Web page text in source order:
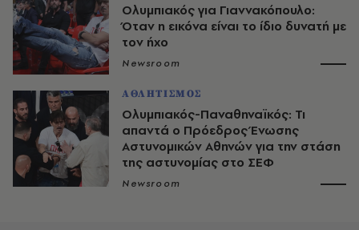
Ολυμπιακός για Γιαννακόπουλο:
Όταν η εικόνα είναι το ίδιο δυνατή με
τον ήχο
Newsroom
ΑΘΛΗΤΙΣΜΟΣ
Ολυμπιακός-Παναθηναϊκός: Τι
απαντά ο Πρόεδρος Ένωσης
Αστυνομικών Αθηνών για την στάση
της αστυνομίας στο ΣΕΦ
Newsroom